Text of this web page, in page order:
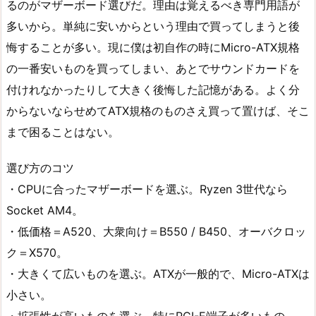
るのがマザーボード選びだ。理由は覚えるべき専門用語が
多いから。単純に安いからという理由で買ってしまうと後
悔することが多い。現に僕は初自作の時にMicro-ATX規格
の一番安いものを買ってしまい、あとでサウンドカードを
付けれなかったりして大きく後悔した記憶がある。よく分
からないならせめてATX規格のものさえ買って置けば、そこ
まで困ることはない。
選び方のコツ
・CPUに合ったマザーボードを選ぶ。Ryzen 3世代なら
Socket AM4。
・低価格＝A520、大衆向け＝B550 / B450、オーバクロッ
ク＝X570。
・大きくて広いものを選ぶ。ATXが一般的で、Micro-ATXは
小さい。